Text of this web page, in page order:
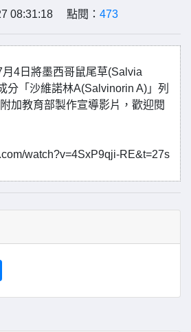
08:31:18 點閱： 473
4日將墨西哥鼠尾草(Salvia
分「沙維諾林A(Salvinorin A)」列
加教育部製作宣導影片，歡迎閱
watch?v=4SxP9qji-RE&t=27s